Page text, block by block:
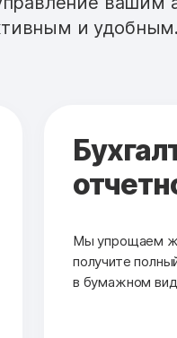
и удобным.
Мы упрощаем
получите
в бумажном